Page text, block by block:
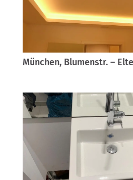
München, Blumenstr. –